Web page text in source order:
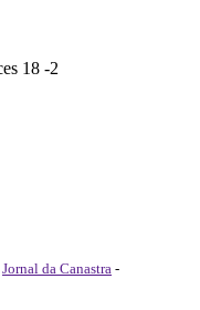
Jornal da Canastra -